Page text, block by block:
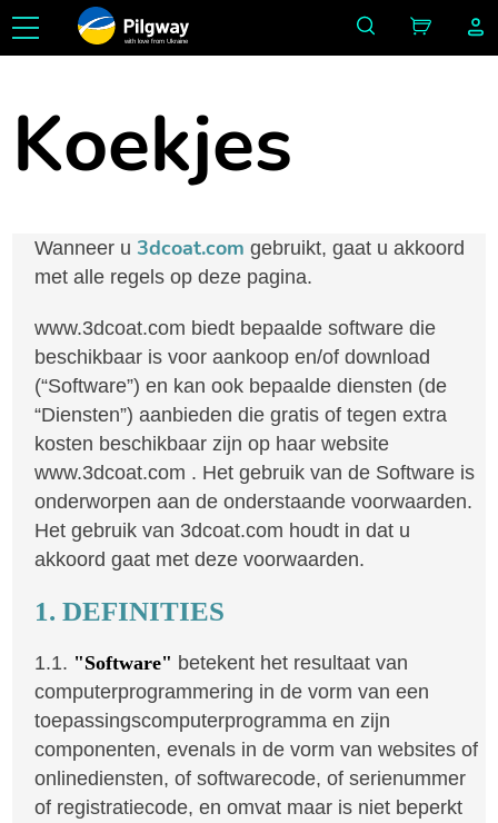
with love from Ukraine
Koekjes
Wanneer u3dcoat.com gebruikt, gaat u akkoord
met alle regels op deze pagina.
www.3dcoat.com biedt bepaalde software die
beschikbaar is voor aankoop en/of download
(“Software”) en kan ook bepaalde diensten (de
“Diensten”) aanbieden die gratis of tegen extra
kosten beschikbaar zijn op haar website
www.3dcoat.com . Het gebruik van de Software is
onderworpen aan de onderstaande voorwaarden.
Het gebruik van 3dcoat.com houdt in dat u
akkoord gaat met deze voorwaarden.
1. DEFINITIES
1.1. "Software" betekent het resultaat van
computerprogrammering in de vorm van een
toepassingscomputerprogramma en zijn
componenten, evenals in de vorm van websites of
onlinediensten, of softwarecode, of serienummer
of registratiecode, en omvat maar is niet beperkt